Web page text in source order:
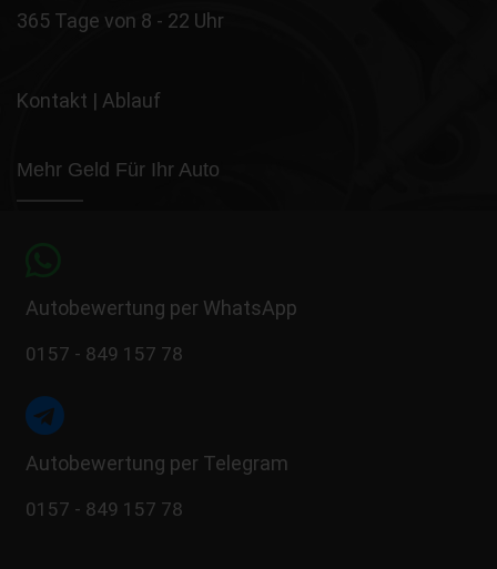
365 Tage von 8 - 22 Uhr
Kontakt | Ablauf
Mehr Geld Für Ihr Auto
Autobewertung per WhatsApp
0157 - 849 157 78
Autobewertung per Telegram
0157 - 849 157 78